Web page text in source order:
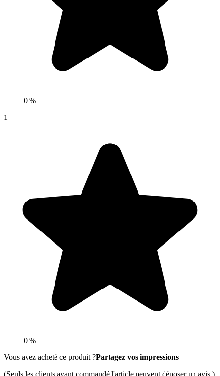
0 %
1
0 %
Vous avez acheté ce produit ?Partagez vos impressions
(Seuls les clients ayant commandé l'article peuvent déposer un avis.)